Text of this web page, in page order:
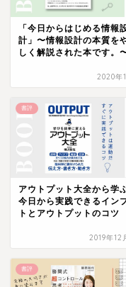
「今日からはじめる情報
計」〜情報設計の本質を
しく解説された本です。
2020年
書評
アウトプット大全から学ぶ
今日から実践できるイン
トとアウトプットのコツ
2019年12
書評